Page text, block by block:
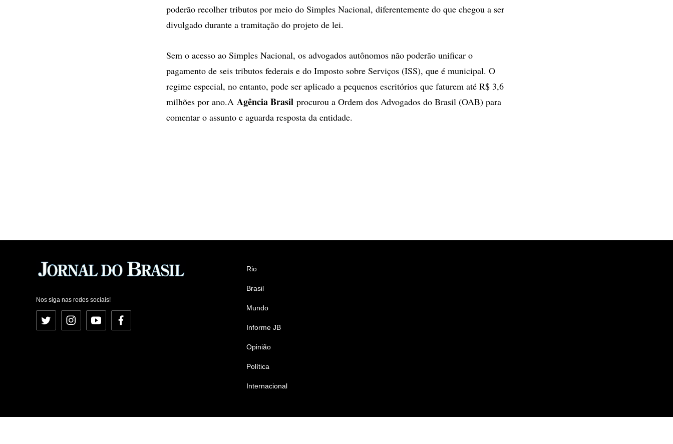
poderão recolher tributos por meio do Simples Nacional, diferentemente do que chegou a ser
divulgado durante a tramitação do projeto de lei.
Sem o acesso ao Simples Nacional, os advogados autônomos não poderão unificar o
pagamento de seis tributos federais e do Imposto sobre Serviços (ISS), que é municipal. O
regime especial, no entanto, pode ser aplicado a pequenos escritórios que faturem até R$ 3,6
milhões por ano.A Agência Brasil procurou a Ordem dos Advogados do Brasil (OAB) para
comentar o assunto e aguarda resposta da entidade.
Nos siga nas redes sociais!
Twitter InstagramYouTubeFacebook
Rio
Brasil
Mundo
Informe JB
Opinião
Política
Internacional